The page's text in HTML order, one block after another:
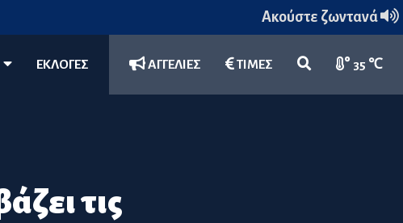
Ακούστε ζωντανά
ΕΚΛΟΓΕΣ ΑΓΓΕΛΙΕΣ ΤΙΜΕΣ 35 ℃
τις